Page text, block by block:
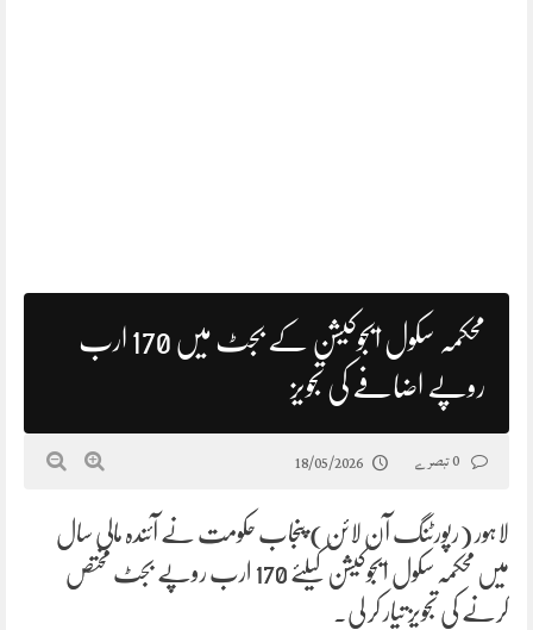
محکمہ سکول ایجوکیشن کے بجٹ میں 170 ارب
روپے اضافے کی تجویز
18/05/2026
لاہور (رپورٹنگ آن لائن) پنجاب حکومت نے آئندہ مالی سال
میں محکمہ سکول ایجوکیشن کیلئے 170 ارب روپے بجٹ مختص
کرنے کی تجویز تیار کر لی۔